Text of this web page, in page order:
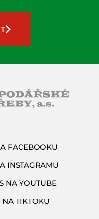
FACEBOOKU
INSTAGRAMU
NA YOUTUBE
NA TIKTOKU